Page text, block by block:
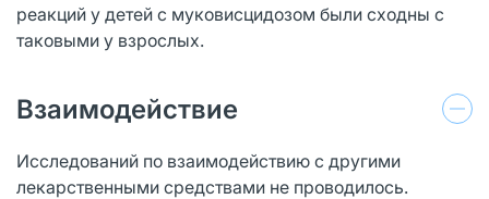
реакций у детей с муковисцидозом были сходны с
таковыми у взрослых.
Взаимодействие
Исследований по взаимодействию с другими
лекарственными средствами не проводилось.